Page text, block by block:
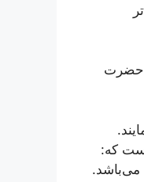
سال‌ بوده‌ است‌، حضرت‌
که‌:
می‌باشد.